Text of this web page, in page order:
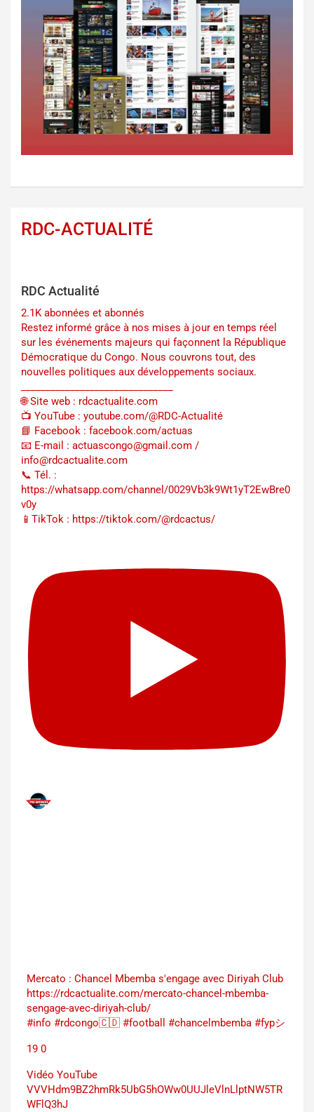
RDC-ACTUALITÉ
RDC Actualité
2.1K abonnées et abonnés
Restez informé grâce à nos mises à jour en temps réel
sur les événements majeurs qui façonnent la République
Démocratique du Congo. Nous couvrons tout, des
nouvelles politiques aux développements sociaux.
🌐 Site web : rdcactualite.com
📺 YouTube : youtube.com/@RDC-Actualité
📘 Facebook : facebook.com/actuas
📧 E-mail : actuascongo@gmail.com /
info@rdcactualite.com
📞 Tél. : ‪‪‪‪‪‪‪‪‪‪‪‪‪‪‪‪‪‪‪‪‪‪‪‪‪‪‪‪‪‪‪‪
https://whatsapp.com/channel/0029Vb3k9Wt1yT2EwBre0
v0y
📱TikTok : https://tiktok.com/@rdcactus/
Mercato : Chancel Mbemba s'engage avec Diriyah Club
https://rdcactualite.com/mercato-chancel-mbemba-
sengage-avec-diriyah-club/
#info #rdcongo🇨🇩 #football #chancelmbemba #fypシ
19 0
Vidéo YouTube
VVVHdm9BZ2hmRk5UbG5hOWw0UUJleVlnLlptNW5TR
WFlQ3hJ